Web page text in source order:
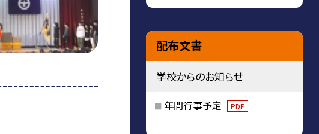
配布文書
学校からのお知らせ
年間行事予定 PDF